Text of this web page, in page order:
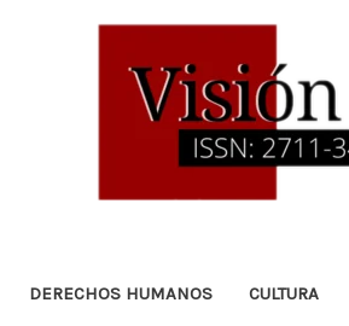
DERECHOS HUMANOS CULTURA